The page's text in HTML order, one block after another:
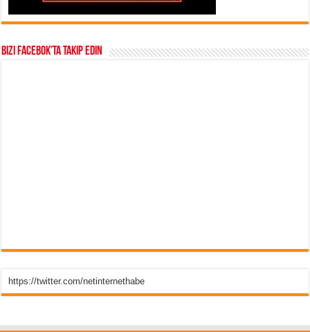
Bizi Facebok’ta takip edin
https://twitter.com/netinternethabe